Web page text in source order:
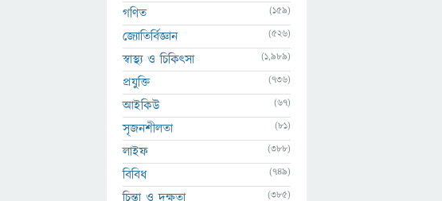
গণিত (159)
জ্যোতির্বিজ্ঞান (526)
স্বাস্থ্য ও চিকিৎসা (1,989)
প্রযুক্তি (736)
আইকিউ (67)
সৃজনশীলতা (81)
লাইফ (388)
বিবিধ (749)
চিন্তা ও দক্ষতা (385)